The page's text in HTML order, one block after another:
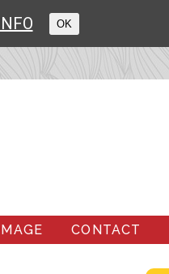
CONTACT
OK